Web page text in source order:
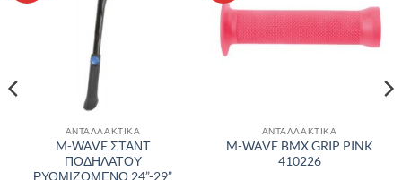
ΑΝΤΑΛΛΑΚΤΙΚΑ
M-WAVE ΣΤΑΝΤ
ΠΟΔΗΛΑΤΟΥ
ΡΥΘΜΙΖΟΜΕΝΟ 24”-29”
επιθυμιών
ΑΝΤΑΛΛΑΚΤΙΚΑ
M-WAVE BMX GRIP PINK
410226